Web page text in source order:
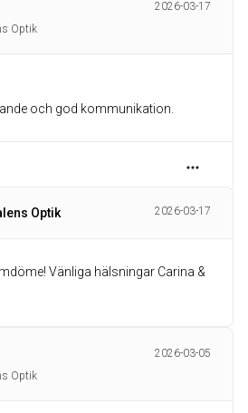
2026-03-17
Optik
och god kommunikation.
Optik 2026-03-17
Vänliga hälsningar Carina &
2026-03-05
Optik